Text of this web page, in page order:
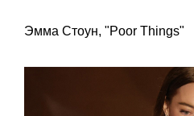
Эмма Стоун, "Poor Things"